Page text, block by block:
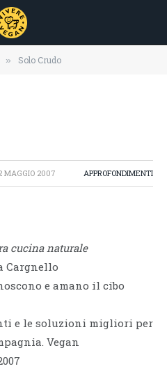
» Solo Crudo
MAGGIO 2007 APPROFONDIMENTI
cucina naturale
Cargnello
e amano il cibo
e le soluzioni migliori per
Vegan